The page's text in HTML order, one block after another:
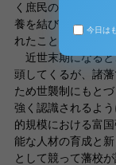
く庶民の上にたつ
養を結びついた文
れたことにもとづく
近世末期になると
頭してくるが、諸
ため世襲制にもと
強く認識されるよ
的規模における富
能な人材の育成と
として競って藩校
今日は